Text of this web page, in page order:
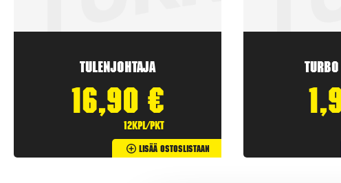
Tulenjohtaja
16,90 €
12kpl/pkt
Lisää Ostoslistaan